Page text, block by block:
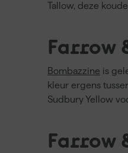
Tallow, deze
Farrow
Bombazzine is
kleur ergens
Sudbury Yellow
Farrow